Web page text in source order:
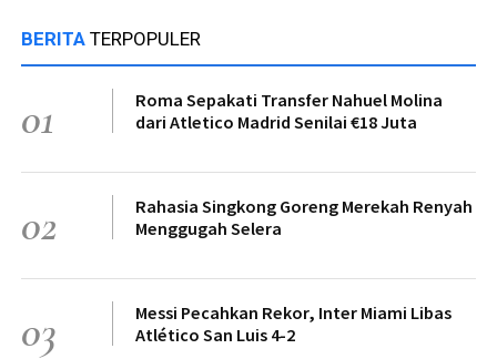
BERITA TERPOPULER
01
Roma Sepakati Transfer Nahuel Molina
dari Atletico Madrid Senilai €18 Juta
02
Rahasia Singkong Goreng Merekah Renyah
Menggugah Selera
03
Messi Pecahkan Rekor, Inter Miami Libas
Atlético San Luis 4-2